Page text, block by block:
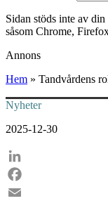
Sidan stöds inte av
såsom Chrome,
Annons
Hem » Tandvårdens
Nyheter
2025-12-30
LinkedIn
Facebook